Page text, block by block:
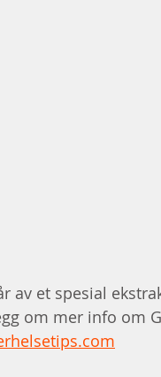
av et spesial
om mer info om